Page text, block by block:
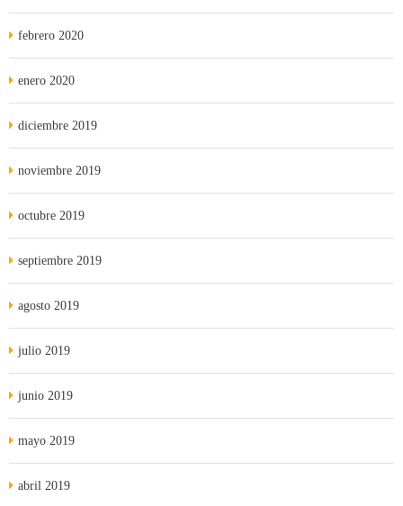
febrero 2020
enero 2020
diciembre 2019
noviembre 2019
octubre 2019
septiembre 2019
agosto 2019
julio 2019
junio 2019
mayo 2019
abril 2019